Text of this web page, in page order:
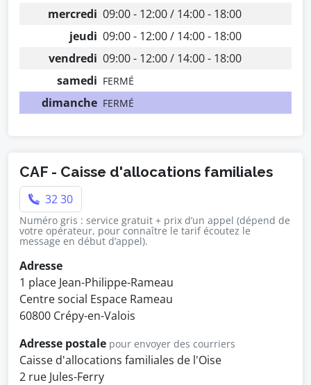
mercredi 09:00 - 12:00 / 14:00 - 18:00
jeudi 09:00 - 12:00 / 14:00 - 18:00
vendredi 09:00 - 12:00 / 14:00 - 18:00
samedi FERMÉ
dimanche FERMÉ
CAF - Caisse d'allocations familiales
32 30
Numéro gris : service gratuit + prix d’un appel (dépend de
votre opérateur, pour connaître le tarif écoutez le
message en début d’appel).
Adresse
1 place Jean-Philippe-Rameau
Centre social Espace Rameau
60800 Crépy-en-Valois
Adresse postale pour envoyer des courriers
Caisse d'allocations familiales de l'Oise
2 rue Jules-Ferry